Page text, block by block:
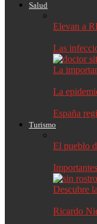
Salud
Elevan a
Las
La
La
España
Turismo
El pueblo
Descubre
Ricardo